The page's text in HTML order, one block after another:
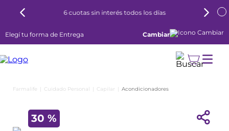
6 cuotas sin interés todos los días
Elegí tu forma de Entrega Cambiar
Cuidado Personal Capilar Acondicionadores
30 %